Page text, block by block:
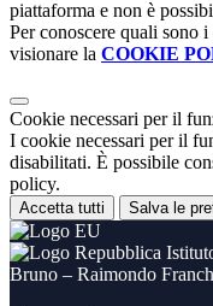
piattaforma e non è
Per conoscere quali sono
visionare la COOKIE
Cookie necessari per il
I cookie necessari per il
disabilitati. È possibile
policy.
Accetta tutti Salva le
Bruno – Raimondo